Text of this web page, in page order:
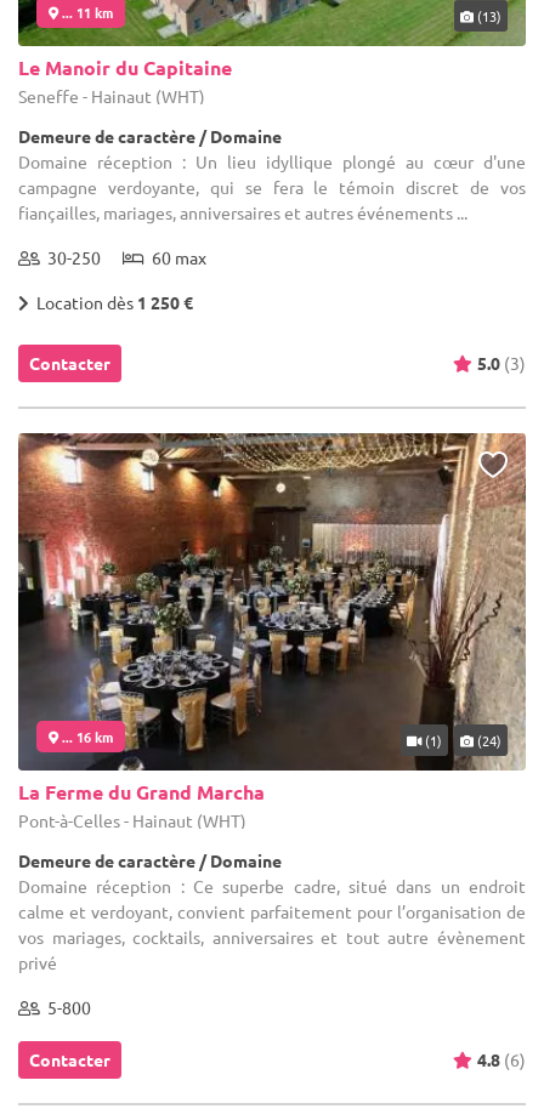
... 11 km (13)
Le Manoir du Capitaine
Seneffe - Hainaut (WHT)
Demeure de caractère / Domaine
Domaine réception : Un lieu idyllique plongé au cœur d'une
campagne verdoyante, qui se fera le témoin discret de vos
fiançailles, mariages, anniversaires et autres événements ...
30-250 60 max
Location dès 1 250 €
Contacter 5.0 (3)
... 16 km (1) (24)
La Ferme du Grand Marcha
Pont-à-Celles - Hainaut (WHT)
Demeure de caractère / Domaine
Domaine réception : Ce superbe cadre, situé dans un endroit
calme et verdoyant, convient parfaitement pour l’organisation de
vos mariages, cocktails, anniversaires et tout autre évènement
privé
5-800
Contacter 4.8 (6)